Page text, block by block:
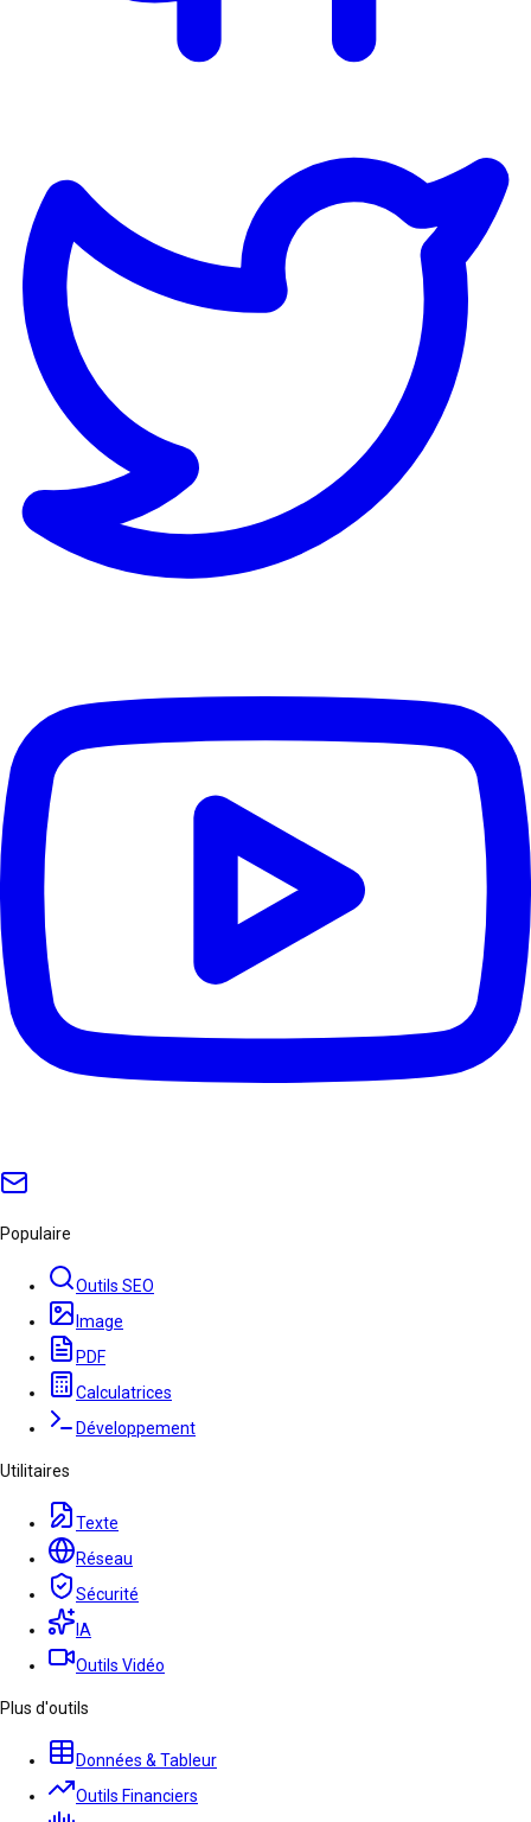
Populaire
Outils SEO
Image
PDF
Calculatrices
Développement
Utilitaires
Texte
Réseau
Sécurité
IA
Outils Vidéo
Plus d'outils
Données & Tableur
Outils Financiers